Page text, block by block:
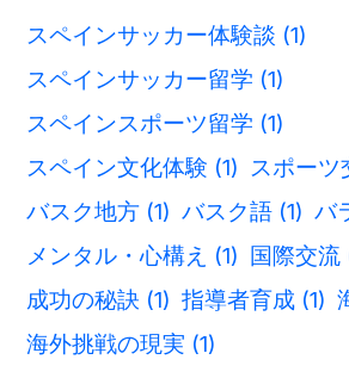
スペインサッカー体験談 (1)
スペインサッカー留学 (1)
スペインスポーツ留学 (1)
スペイン文化体験 (1) スポーツ
バスク地方 (1) バスク語 (1) バ
メンタル・心構え (1) 国際交流
成功の秘訣 (1) 指導者育成 (1)
海外挑戦の現実 (1)